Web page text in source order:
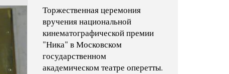
Торжественная церемония
вручения национальной
кинематографической премии
"Ника" в Московском
государственном
академическом театре оперетты.